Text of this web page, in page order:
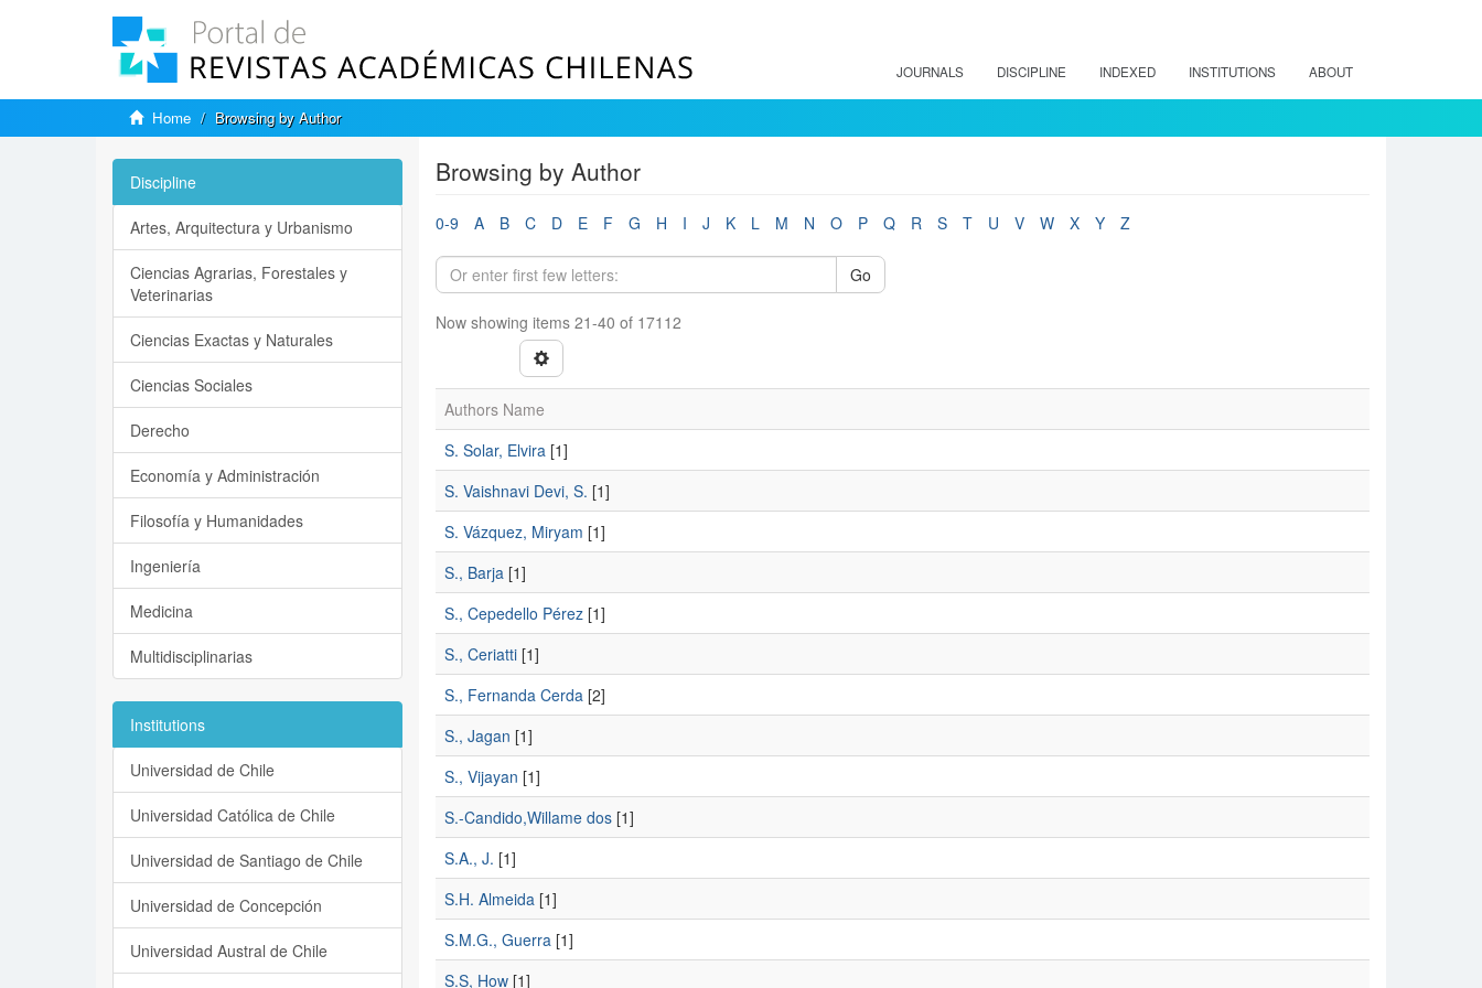
JOURNALS DISCIPLINE INDEXED INSTITUTIONS ABOUT
Home Browsing by Author
Browsing by Author
0-9 A B C D E F G H I J K L M N O P Q R S T U V W X Y Z
Go
Now showing items 21-40 of 17112
Authors Name
S. Solar, Elvira[1]
S. Vaishnavi Devi, S. [1]
S. Vázquez, Miryam [1]
S., Barja[1]
S., Cepedello Pérez[1]
S., Ceriatti[1]
S., Fernanda Cerda[2]
S., Jagan [1]
S., Vijayan [1]
S.-Candido,Willame dos[1]
S.A., J. [1]
S.H. Almeida[1]
S.M.G., Guerra[1]
S.S, How[1]
Discipline
Artes, Arquitectura y Urbanismo
Ciencias Agrarias, Forestales y
Veterinarias
Ciencias Exactas y Naturales
Ciencias Sociales
Derecho
Economía y Administración
Filosofía y Humanidades
Ingeniería
Medicina
Multidisciplinarias
Institutions
Universidad de Chile
Universidad Católica de Chile
Universidad de Santiago de Chile
Universidad de Concepción
Universidad Austral de Chile